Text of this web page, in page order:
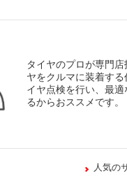
タイヤのプロが専門
ヤをクルマに装着す
イヤ点検を行い、最
るからおススメです。
人気の